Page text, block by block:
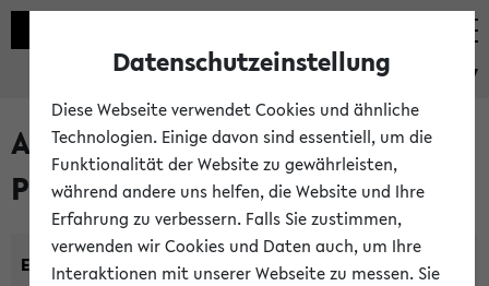
eKVV
Alle noch stattfindenden
Prüfungen
Einrichtung:
Datenschutzeinstellung
Diese Webseite verwendet Cookies und ähnliche
Technologien. Einige davon sind essentiell, um die
Funktionalität der Website zu gewährleisten,
während andere uns helfen, die Website und Ihre
Erfahrung zu verbessern. Falls Sie zustimmen,
verwenden wir Cookies und Daten auch, um Ihre
Interaktionen mit unserer Webseite zu messen. Sie